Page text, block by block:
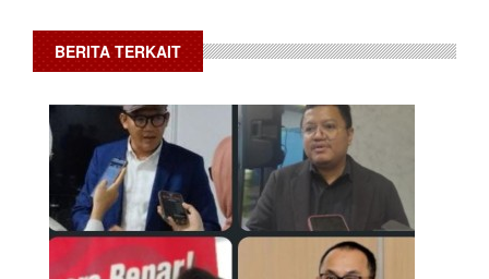
BERITA TERKAIT